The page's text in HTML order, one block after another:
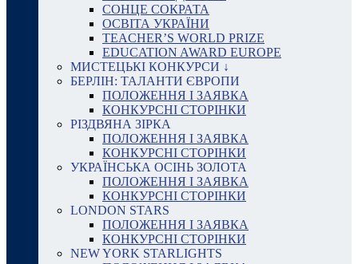
СОНЦЕ СОКРАТА
ОСВІТА УКРАЇНИ
TEACHER’S WORLD PRIZE
EDUCATION AWARD EUROPE
МИСТЕЦЬКІ КОНКУРСИ ↓
БЕРЛІН: ТАЛАНТИ ЄВРОПИ
ПОЛОЖЕННЯ І ЗАЯВКА
КОНКУРСНІ СТОРІНКИ
РІЗДВЯНА ЗІРКА
ПОЛОЖЕННЯ І ЗАЯВКА
КОНКУРСНІ СТОРІНКИ
УКРАЇНСЬКА ОСІНЬ ЗОЛОТА
ПОЛОЖЕННЯ І ЗАЯВКА
КОНКУРСНІ СТОРІНКИ
LONDON STARS
ПОЛОЖЕННЯ І ЗАЯВКА
КОНКУРСНІ СТОРІНКИ
NEW YORK STARLIGHTS